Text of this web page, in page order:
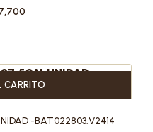
CARRITO
-BAT022803.V2414